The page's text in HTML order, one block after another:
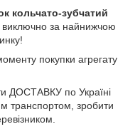
кольчато-зубчатий
виключно за найнижчою
покупки агрегату
ДОСТАВКУ по Україні
транспортом, зробити